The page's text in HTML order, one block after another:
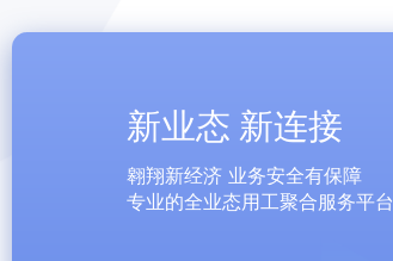
新业态 新连接
翱翔新经济 业务安全有保障
专业的全业态用工聚合服务平台